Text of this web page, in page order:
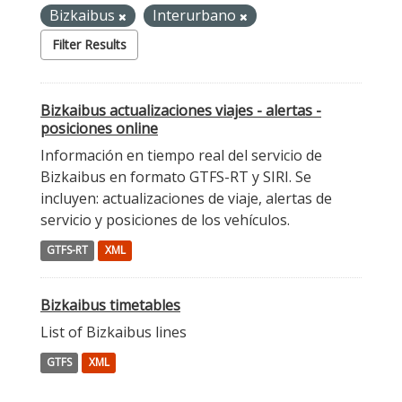
Bizkaibus
Interurbano
Filter Results
Bizkaibus actualizaciones viajes - alertas -
posiciones online
Información en tiempo real del servicio de
Bizkaibus en formato GTFS-RT y SIRI. Se
incluyen: actualizaciones de viaje, alertas de
servicio y posiciones de los vehículos.
GTFS-RT XML
Bizkaibus timetables
List of Bizkaibus lines
GTFS XML